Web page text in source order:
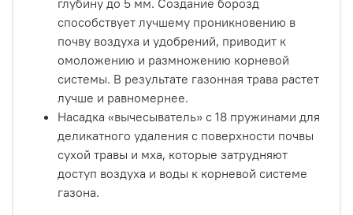
глубину до 5 мм. Создание борозд
способствует лучшему проникновению в
почву воздуха и удобрений, приводит к
омоложению и размножению корневой
системы. В результате газонная трава растет
лучше и равномернее.
Насадка «вычесыватель» с 18 пружинами для
деликатного удаления с поверхности почвы
сухой травы и мха, которые затрудняют
доступ воздуха и воды к корневой системе
газона.